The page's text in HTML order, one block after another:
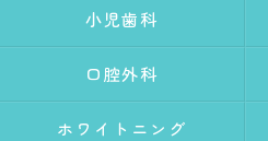
小児歯科
口腔外科
ホワイトニング